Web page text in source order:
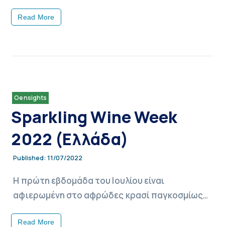
Read More
Oensights
Sparkling Wine Week
2022 (Ελλάδα)
Published: 11/07/2022
Η πρώτη εβδομάδα του Ιουλίου είναι
αφιερωμένη στο αφρώδες κρασί παγκοσμίως…
Read More